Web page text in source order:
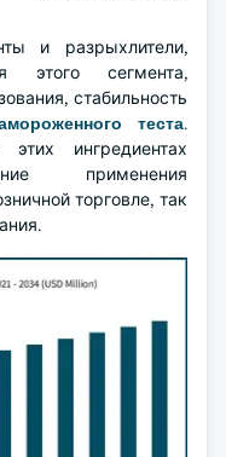
и разрыхлители,
этого сегмента,
стабильность
теста.
ингредиентах
применения
торговле, так